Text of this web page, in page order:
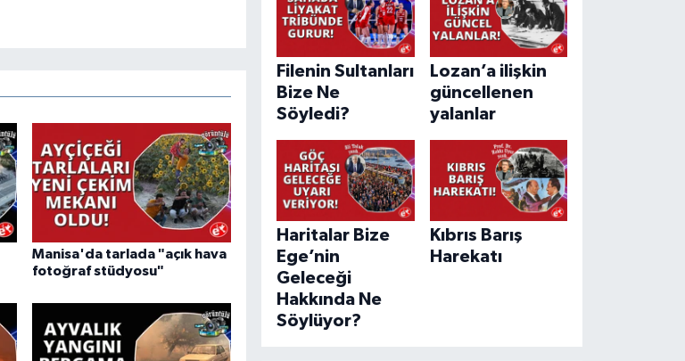
Manisa'da tarlada "açık hava
fotoğraf stüdyosu"
Filenin Sultanları
Bize Ne
Söyledi?
Lozan’a ilişkin
güncellenen
yalanlar
Haritalar Bize
Ege’nin
Geleceği
Hakkında Ne
Söylüyor?
Kıbrıs Barış
Harekatı